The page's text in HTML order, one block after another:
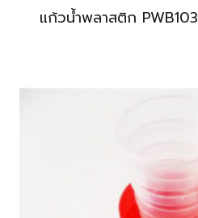
แก้วน้ำพลาสติก PWB103